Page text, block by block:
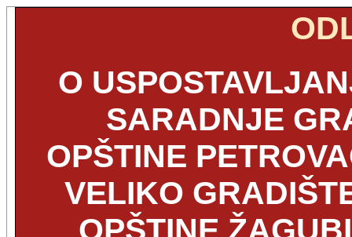
O
SARADNJE
OPŠTINE
VELIKO